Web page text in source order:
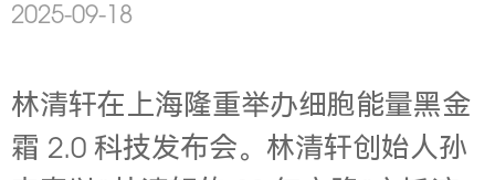
2025-09-18
林清轩在上海隆重举办细胞能量黑金
霜 2.0 科技发布会。林清轩创始人孙